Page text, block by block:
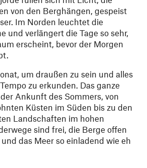
von den Berghängen, gespeist
Im Norden leuchtet die
und verlängert die Tage so sehr,
erscheint, bevor der Morgen
um draußen zu sein und alles
zu erkunden. Das ganze
Ankunft des Sommers, von
Küsten im Süden bis zu den
Landschaften im hohen
sind frei, die Berge offen
das Meer so einladend wie eh